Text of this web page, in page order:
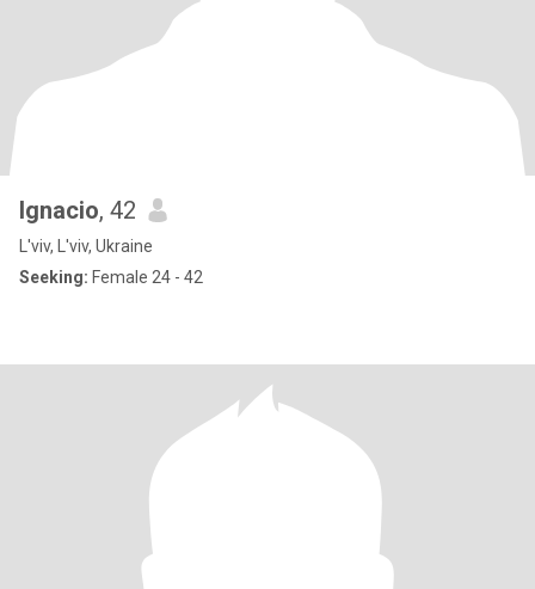
Ignacio, 42
L'viv, L'viv, Ukraine
Seeking: Female 24 - 42